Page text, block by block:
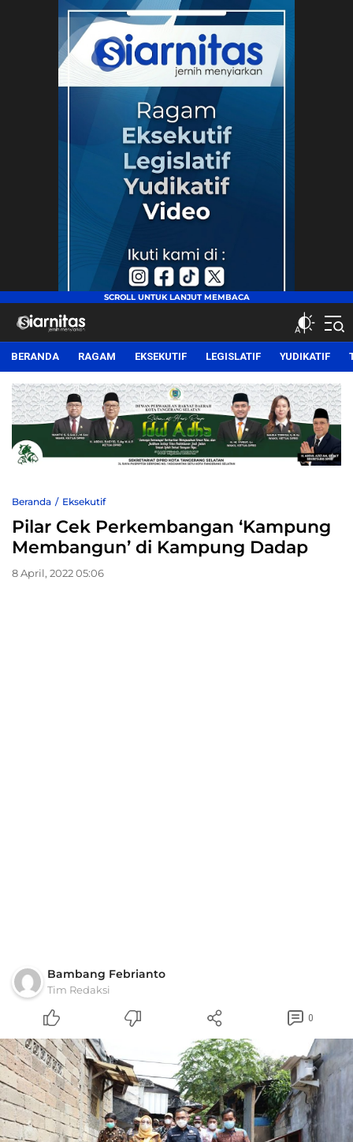
siarnitas
Jernih Menyiarkan
BERANDA RAGAM EKSEKUTIF LEGISLATIF YUDIKATIF
Beranda Eksekutif
Pilar Cek Perkembangan ‘Kampung
Membangun’ di Kampung Dadap
8 April, 2022 05:06
Bambang Febrianto
Tim Redaksi
0